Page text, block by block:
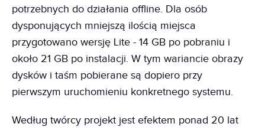
potrzebnych do działania offline. Dla osób
dysponujących mniejszą ilością miejsca
przygotowano wersję Lite - 14 GB po pobraniu i
około 21 GB po instalacji. W tym wariancie obrazy
dysków i taśm pobierane są dopiero przy
pierwszym uruchomieniu konkretnego systemu.
Według twórcy projekt jest efektem ponad 20 lat